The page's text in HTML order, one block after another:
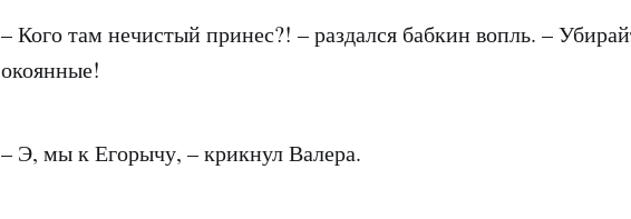
– Кого там нечистый принес?! – раздался бабкин вопль. –
окоянные!
– Э, мы к Егорычу, – крикнул Валера.